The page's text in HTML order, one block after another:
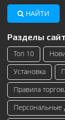
НАЙТИ
Разделы
Топ 10
Установка
Правила
Персональные